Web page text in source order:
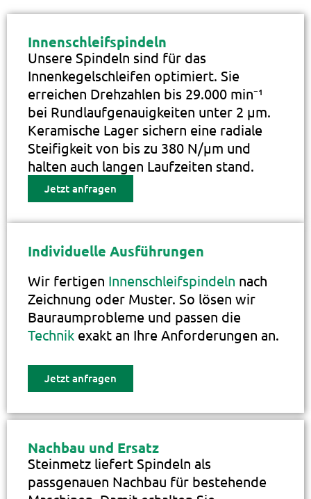
Innenschleifspindeln
Unsere Spindeln sind für das
Innenkegelschleifen optimiert. Sie
erreichen Drehzahlen bis 29.000 min⁻¹
bei Rundlaufgenauigkeiten unter 2 µm.
Keramische Lager sichern eine radiale
Steifigkeit von bis zu 380 N/µm und
halten auch langen Laufzeiten stand.
Jetzt anfragen
Individuelle Ausführungen
Wir fertigen Innenschleifspindeln nach
Zeichnung oder Muster. So lösen wir
Bauraumprobleme und passen die
Technik exakt an Ihre Anforderungen an.
Jetzt anfragen
Nachbau und Ersatz
Steinmetz liefert Spindeln als
passgenauen Nachbau für bestehende